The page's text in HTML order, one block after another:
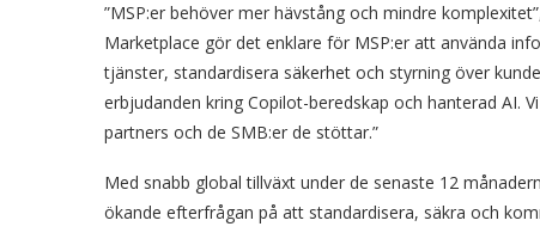
”MSP:er behöver mer hävstång och mindre
Marketplace gör det enklare för MSP:er att använda
tjänster, standardisera säkerhet och styrning över
erbjudanden kring Copilot-beredskap och hanterad AI.
partners och de SMB:er de stöttar.”
Med snabb global tillväxt under de senaste 12
ökande efterfrågan på att standardisera, säkra och